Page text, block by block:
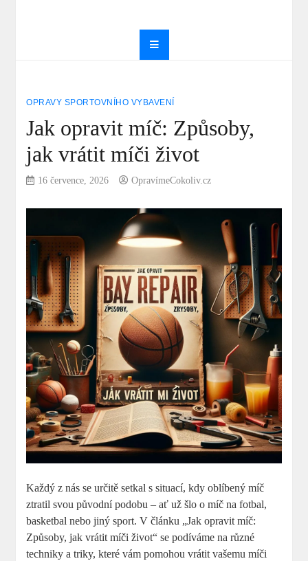
OPRAVY SPORTOVNÍHO VYBAVENÍ
Jak opravit míč: Způsoby,
jak vrátit míči život
16 července, 2026 OpravímeCokoliv.cz
Každý z nás se určitě setkal s situací, kdy oblíbený míč
ztratil svou původní podobu – ať už šlo o míč na fotbal,
basketbal nebo jiný sport. V článku „Jak opravit míč:
Způsoby, jak vrátit míči život“ se podíváme na různé
techniky a triky, které vám pomohou vrátit vašemu míči